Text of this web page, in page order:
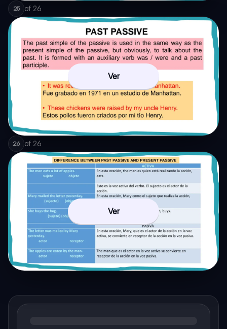
25 of 26
Ver
26 of 26
Ver